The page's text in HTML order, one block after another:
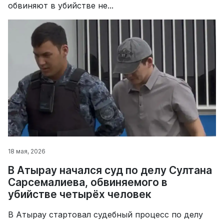
обвиняют в убийстве не...
18 мая, 2026
В Атырау начался суд по делу Султана
Сарсемалиева, обвиняемого в
убийстве четырёх человек
В Атырау стартовал судебный процесс по делу